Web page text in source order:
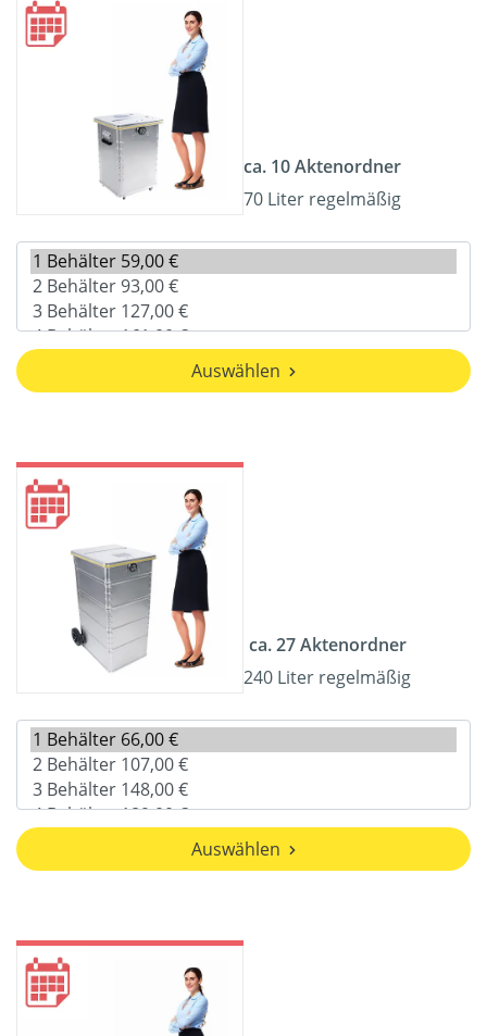
ca. 10 Aktenordner
70 Liter regelmäßig
Auswählen
ca. 27 Aktenordner
240 Liter regelmäßig
Auswählen